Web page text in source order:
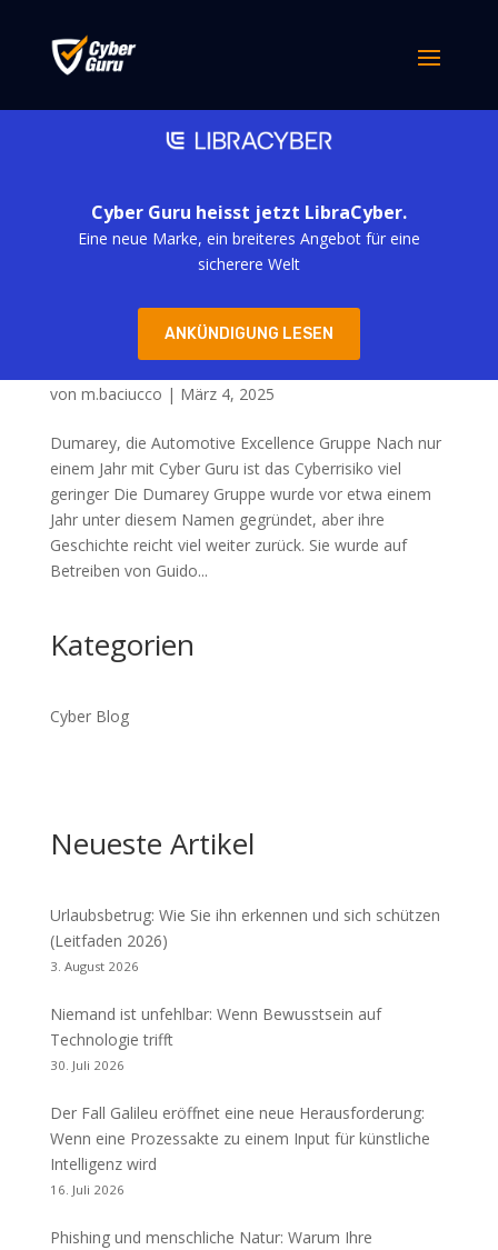
Cyber Guru heisst jetzt LibraCyber.
Eine neue Marke, ein breiteres Angebot für eine
sicherere Welt
ANKÜNDIGUNG LESEN
von m.baciucco | März 4, 2025
Dumarey, die Automotive Excellence Gruppe Nach nur
einem Jahr mit Cyber Guru ist das Cyberrisiko viel
geringer Die Dumarey Gruppe wurde vor etwa einem
Jahr unter diesem Namen gegründet, aber ihre
Geschichte reicht viel weiter zurück. Sie wurde auf
Betreiben von Guido...
Kategorien
Cyber Blog
Neueste Artikel
Urlaubsbetrug: Wie Sie ihn erkennen und sich schützen
(Leitfaden 2026)
3. August 2026
Niemand ist unfehlbar: Wenn Bewusstsein auf
Technologie trifft
30. Juli 2026
Der Fall Galileu eröffnet eine neue Herausforderung:
Wenn eine Prozessakte zu einem Input für künstliche
Intelligenz wird
16. Juli 2026
Phishing und menschliche Natur: Warum Ihre